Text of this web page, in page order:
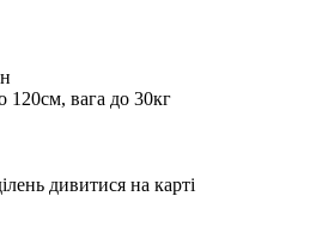
вага до 30кг
дивитися на карті